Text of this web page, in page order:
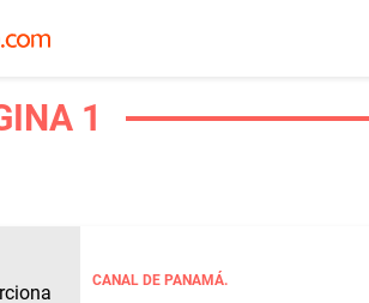
1
CANAL DE PANAMÁ.